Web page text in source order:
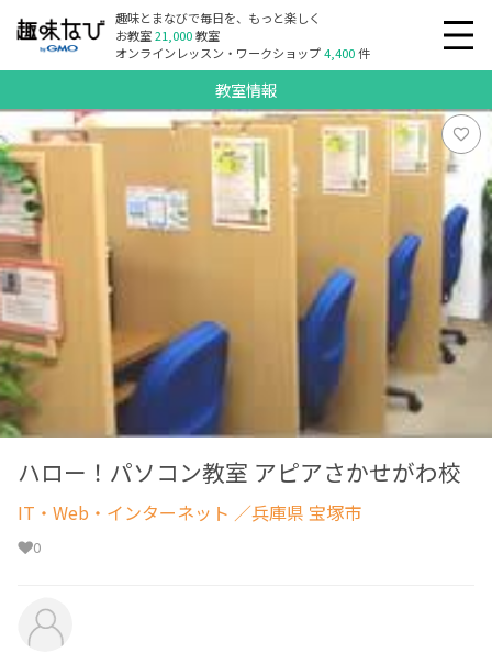
趣味とまなびで毎日を、もっと楽しく
お教室21,000教室
オンラインレッスン・ワークショップ4,400件
教室情報
ハロー！パソコン教室 アピアさかせがわ校
IT・Web・インターネット ／兵庫県 宝塚市
0